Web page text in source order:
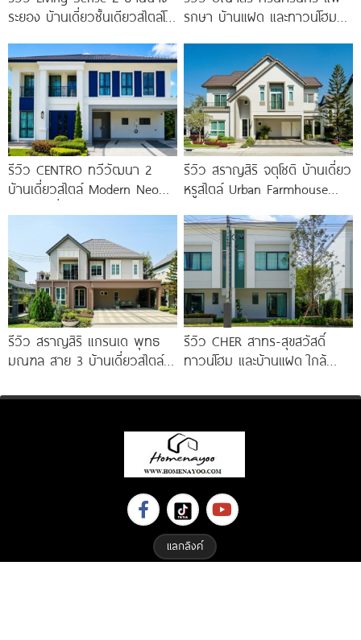
ระยอง บ้านเดี่ยวชั้นเดียวสไตล์โม
มอเตอร์เวย์
รกษา บ้านแฝด และทาวน์โฮม
ทางด่วน และ BTS แพรกษา
รีวิว CENTRO ทวีวัฒนา 2
บ้านเดี่ยวสไตล์ Modern Neo
รีวิว สราญสิริ จตุโชติ บ้านเดี่ยว
หรูสไตล์ Urban Farmhouse​
ทางด่วนจตุโชติ เริ่ม 8.59
รีวิว สราญสิริ แกรนเด พุทธ
มณฑล สาย 3 บ้านเดี่ยวสไตล์
รีวิว CHER สาทร-สุขสวัสดิ์
ทาวน์โฮม และบ้านแฝด ใกล้
ใต้ สถานีแยกประชาอุทิศ เริ่ม
แลกลิงค์